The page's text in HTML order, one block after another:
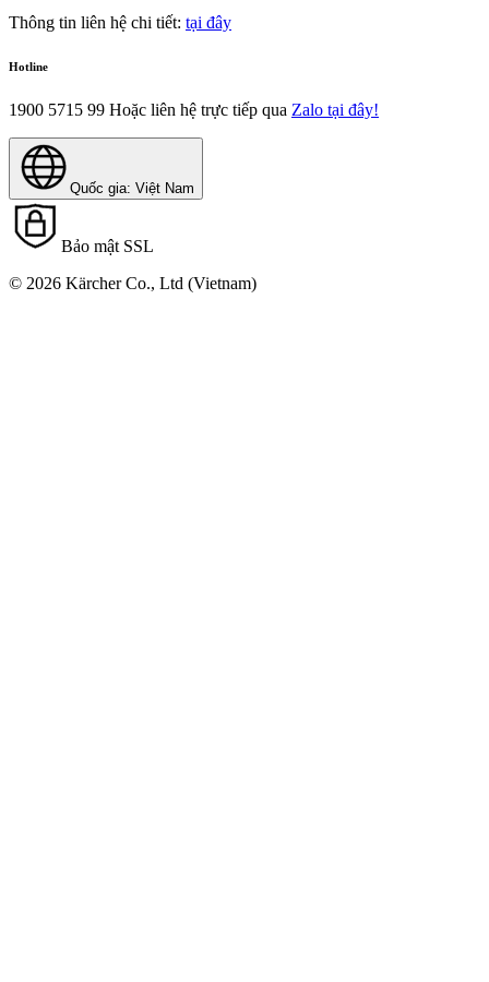
Thông tin liên hệ chi tiết: tại đây
Hotline
1900 5715 99 Hoặc liên hệ trực tiếp qua Zalo tại đây!
Quốc gia: Việt Nam
Bảo mật SSL
© 2026 Kärcher Co., Ltd (Vietnam)